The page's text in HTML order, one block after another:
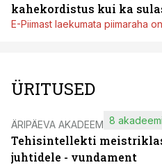
kahekordistus kui ka
E-Piimast laekumata piimaraha
ÜRITUSED
ÄRIPÄEVA AKADEEMIA
Tehisintellekti
juhtidele - vundament
8